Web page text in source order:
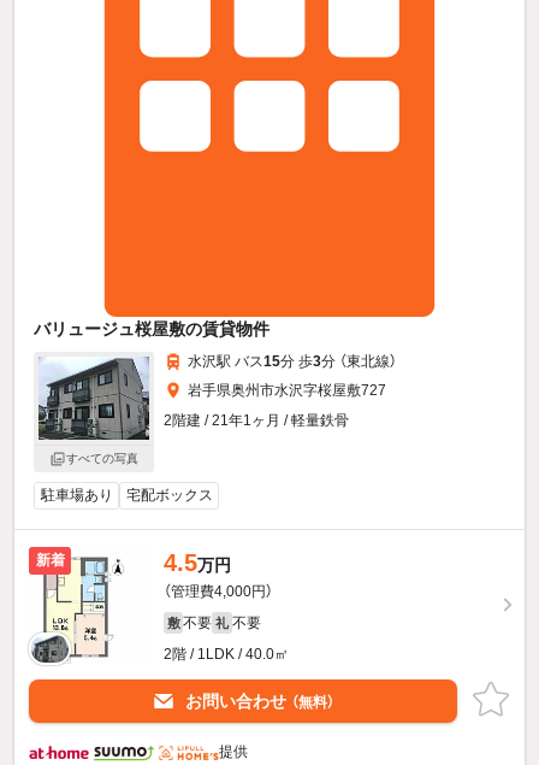
バリュージュ桜屋敷の賃貸物件
すべての写真
水沢駅 バス15分 歩3分 （東北線）
岩手県奥州市水沢字桜屋敷727
2階建 / 21年1ヶ月 / 軽量鉄骨
駐車場あり 宅配ボックス
新着 4.5万円
（管理費4,000円）
敷 不要 礼 不要
2階 / 1LDK / 40.0㎡
お問い合わせ （無料）
提供